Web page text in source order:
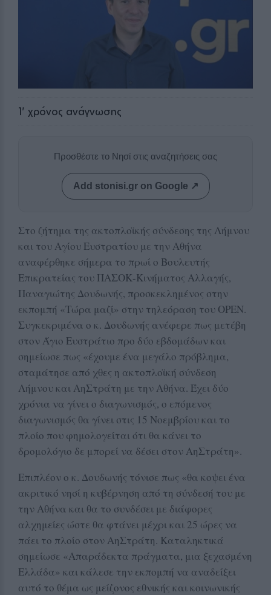
1' χρόνος ανάγνωσης
Προσθέστε το Νησί στις αναζητήσεις σας
Add stonisi.gr on Google ↗
Στο ζήτημα της ακτοπλοϊκής σύνδεσης της Λήμνου
και του Αγίου Ευστρατίου με την Αθήνα
αναφέρθηκε σήμερα το πρωί ο Βουλευτής
Επικρατείας του ΠΑΣΟΚ-Κινήματος Αλλαγής,
Παναγιώτης Δουδωνής, προσκεκλημένος στην
εκπομπή «Τώρα μαζί» στην τηλεόραση του OPEN.
Συγκεκριμένα ο κ. Δουδωνής ανέφερε πως μετέβη
στον Άγιο Ευστράτιο προ δύο εβδομάδων και
σημείωσε πως «έχουμε ένα μεγάλο πρόβλημα,
σταμάτησε από χθες η ακτοπλοϊκή σύνδεση
Λήμνου και ΑηΣτράτη με την Αθήνα. Έχει δύο
χρόνια να γίνει ο διαγωνισμός, ο επόμενος
διαγωνισμός θα γίνει στις 15 Νοεμβρίου και το
πλοίο που φημολογείται ότι θα κάνει το
δρομολόγιο δε μπορεί να δέσει στον ΑηΣτράτη».
Επιπλέον ο κ. Δουδωνής τόνισε πως «θα κοψει ένα
ακριτικό νησί η κυβέρνηση από τη σύνδεσή του με
την Αθήνα και θα το συνδέσει με διάφορες
αλχημείες ώστε θα φτάνει μέχρι και 25 ώρες να
πάει το πλοίο στον ΑηΣτράτη. Καταληκτικά
σημείωσε «Απαράδεκτα πράγματα, μια ξεχασμένη
Ελλάδα» και κάλεσε την εκπομπή να αναδείξει
αυτό το θέμα ως μείζονος εθνικής και κοινωνικής